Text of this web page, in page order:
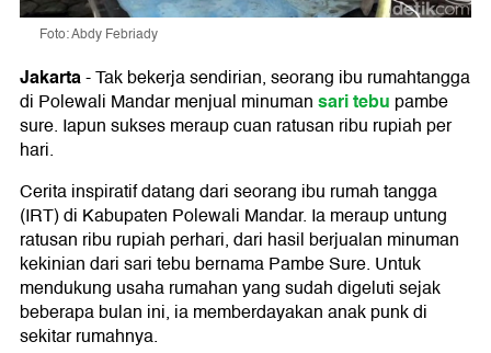
Foto: Abdy Febriady
Jakarta-Tak bekerja sendirian, seorang ibu rumahtangga
di Polewali Mandar menjual minumansari tebu pambe
sure. Iapun sukses meraup cuan ratusan ribu rupiah per
hari.
Cerita inspiratif datang dari seorang ibu rumah tangga
(IRT) di Kabupaten Polewali Mandar. Ia meraup untung
ratusan ribu rupiah perhari, dari hasil berjualan minuman
kekinian dari sari tebu bernama Pambe Sure. Untuk
mendukung usaha rumahan yang sudah digeluti sejak
beberapa bulan ini, ia memberdayakan anak punk di
sekitar rumahnya.